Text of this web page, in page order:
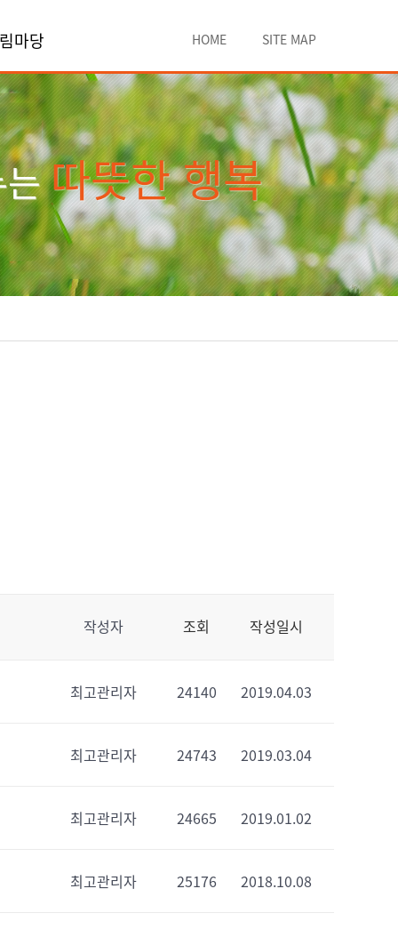
HOME SITE MAP
마당
는따뜻한 행복
작성자 조회 작성일시
최고관리자 24140 2019.04.03
최고관리자 24743 2019.03.04
최고관리자 24665 2019.01.02
최고관리자 25176 2018.10.08